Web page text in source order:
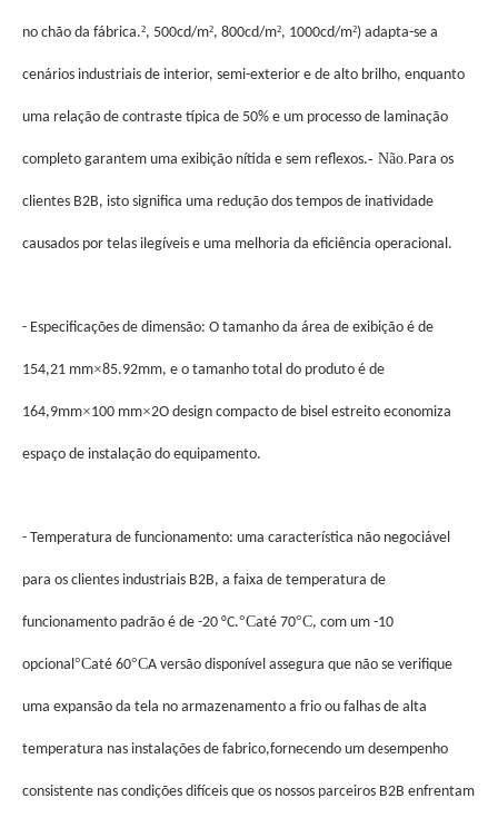
no chão da fábrica.², 500cd/m², 800cd/m², 1000cd/m²) adapta-se a
cenários industriais de interior, semi-exterior e de alto brilho, enquanto
uma relação de contraste típica de 50% e um processo de laminação
completo garantem uma exibição nítida e sem reflexos.- Não.Para os
clientes B2B, isto significa uma redução dos tempos de inatividade
causados por telas ilegíveis e uma melhoria da eficiência operacional.
- Especificações de dimensão: O tamanho da área de exibição é de
154,21 mm×85.92mm, e o tamanho total do produto é de
164,9mm×100 mm×2O design compacto de bisel estreito economiza
espaço de instalação do equipamento.
- Temperatura de funcionamento: uma característica não negociável
para os clientes industriais B2B, a faixa de temperatura de
funcionamento padrão é de -20 °C.°Caté 70°C, com um -10
opcional°Caté 60°CA versão disponível assegura que não se verifique
uma expansão da tela no armazenamento a frio ou falhas de alta
temperatura nas instalações de fabrico,fornecendo um desempenho
consistente nas condições difíceis que os nossos parceiros B2B enfrentam